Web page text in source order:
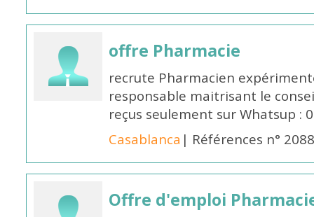
offre Pharmacie
recrute Pharmacien
responsable maitrisant le
reçus seulement sur Whatsup :
Casablanca | Références n°
Offre d'emploi